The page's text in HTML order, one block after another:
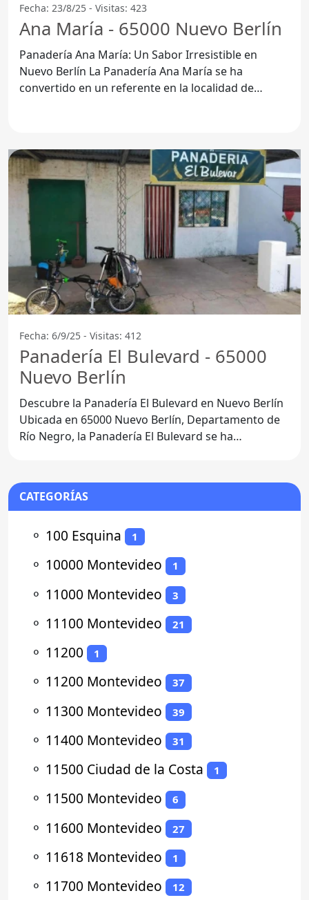
Fecha: 23/8/25 - Visitas: 423
Ana María - 65000 Nuevo Berlín
Panadería Ana María: Un Sabor Irresistible en
Nuevo Berlín La Panadería Ana María se ha
convertido en un referente en la localidad de
Fecha: 6/9/25 - Visitas: 412
Panadería El Bulevard - 65000
Nuevo Berlín
Descubre la Panadería El Bulevard en Nuevo Berlín
Ubicada en 65000 Nuevo Berlín, Departamento de
Río Negro, la Panadería El Bulevard se ha
CATEGORÍAS
⚬ 100 Esquina 1
⚬ 10000 Montevideo 1
⚬ 11000 Montevideo 3
⚬ 11100 Montevideo 21
⚬ 11200 1
⚬ 11200 Montevideo 37
⚬ 11300 Montevideo 39
⚬ 11400 Montevideo 31
⚬ 11500 Ciudad de la Costa 1
⚬ 11500 Montevideo 6
⚬ 11600 Montevideo 27
⚬ 11618 Montevideo 1
⚬ 11700 Montevideo 12